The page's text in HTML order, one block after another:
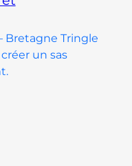
Bretagne Tringle
un sas